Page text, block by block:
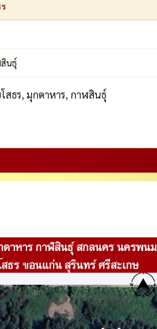
นธุ์
ธร, มุกดาหาร, กาฬสินธุ์